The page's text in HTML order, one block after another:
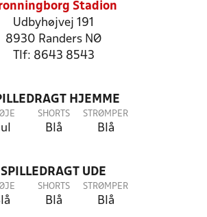
Stadion
Udbyhøjvej 191
8930 Randers NØ
Tlf: 8643 8543
HJEMME
SHORTS
Blå
STRØMPER
Blå
SPILLEDRAGT UDE
SHORTS
Blå
STRØMPER
Blå